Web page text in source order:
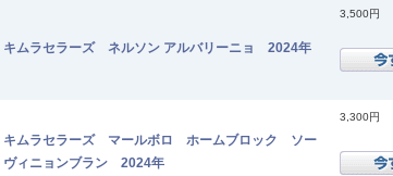
キムラセラーズ ネルソン アルバリーニョ 2024年
3,500円
キムラセラーズ マールボロ ホームブロック ソー
ヴィニョンブラン 2024年
3,300円